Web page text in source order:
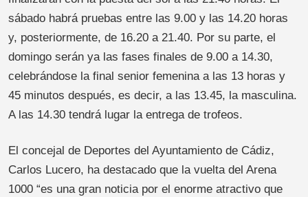
sábado habrá pruebas entre las 9.00 y las 14.20 horas
y, posteriormente, de 16.20 a 21.40. Por su parte, el
domingo serán ya las fases finales de 9.00 a 14.30,
celebrándose la final senior femenina a las 13 horas y
45 minutos después, es decir, a las 13.45, la masculina.
A las 14.30 tendrá lugar la entrega de trofeos.
El concejal de Deportes del Ayuntamiento de Cádiz,
Carlos Lucero, ha destacado que la vuelta del Arena
1000 “es una gran noticia por el enorme atractivo que